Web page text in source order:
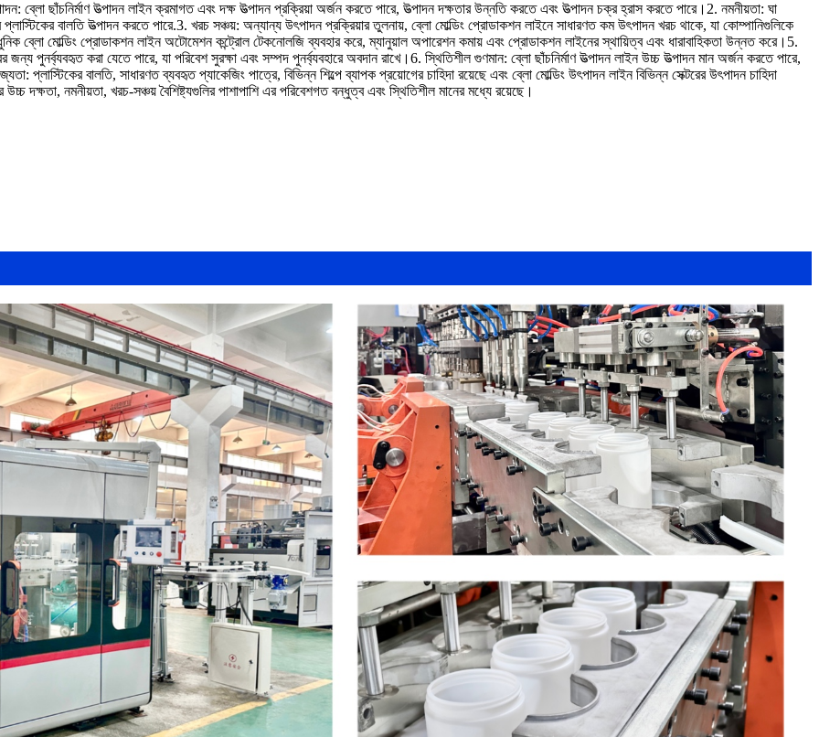
ব্লো ছাঁচনির্মাণ উত্পাদন লাইন ক্রমাগত এবং দক্ষ উত্পাদন প্রক্রিয়া অর্জন করতে পারে, উত্পাদন দক্ষতার উন্নতি করতে এবং উত্পাদন চক্র হ্রাস করতে পারে।2. নমনীয়তা: ঘা
প্লাস্টিকের বালতি উত্পাদন করতে পারে.3. খরচ সঞ্চয়: অন্যান্য উৎপাদন প্রক্রিয়ার তুলনায়, ব্লো মোল্ডিং প্রোডাকশন লাইনে সাধারণত কম উৎপাদন খরচ থাকে, যা কোম্পানিগুলিকে
ব্লো মোল্ডিং প্রোডাকশন লাইন অটোমেশন কন্ট্রোল টেকনোলজি ব্যবহার করে, ম্যানুয়াল অপারেশন কমায় এবং প্রোডাকশন লাইনের স্থায়িত্ব এবং ধারাবাহিকতা উন্নত করে।5.
পুনর্ব্যবহৃত করা যেতে পারে, যা পরিবেশ সুরক্ষা এবং সম্পদ পুনর্ব্যবহারে অবদান রাখে।6. স্থিতিশীল গুণমান: ব্লো ছাঁচনির্মাণ উত্পাদন লাইন উচ্চ উত্পাদন মান অর্জন করতে পারে,
প্লাস্টিকের বালতি, সাধারণত ব্যবহৃত প্যাকেজিং পাত্রে, বিভিন্ন শিল্পে ব্যাপক প্রয়োগের চাহিদা রয়েছে এবং ব্লো মোল্ডিং উৎপাদন লাইন বিভিন্ন সেক্টরের উৎপাদন চাহিদা
উচ্চ দক্ষতা, নমনীয়তা, খরচ-সঞ্চয় বৈশিষ্ট্যগুলির পাশাপাশি এর পরিবেশগত বন্ধুত্ব এবং স্থিতিশীল মানের মধ্যে রয়েছে।